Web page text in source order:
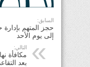
السابق:
حجز المتهم بإدارة
إلى يوم الأحد
التالي:
مكافأة
بعد